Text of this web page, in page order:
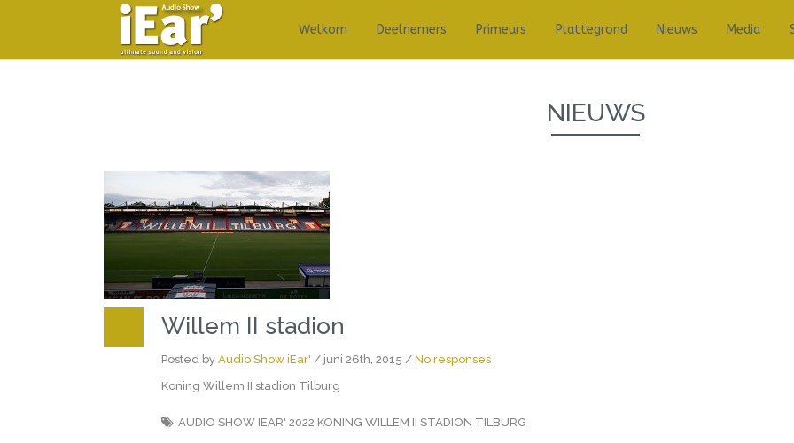
Welkom Deelnemers Primeurs Plattegrond Nieuws Media
NIEUWS
Willem II stadion
Posted by Audio Show iEar' / juni 26th, 2015 / No responses
Koning Willem II stadion Tilburg
AUDIO SHOW IEAR' 2022 KONING WILLEM II STADION TILBURG